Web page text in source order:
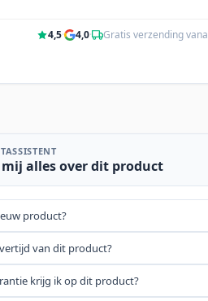
4,5· 4,0· Gratis verzending
alles over dit product
product?
van dit product?
krijg ik op dit product?